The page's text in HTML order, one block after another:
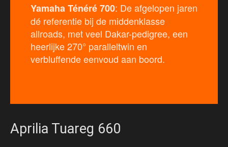
Yamaha Ténéré 700: De afgelopen jaren
dé referentie bij de middenklasse
allroads, met veel Dakar-pedigree, een
heerlijke 270° paralleltwin en
verbluffende eenvoud aan boord.
Aprilia Tuareg 660